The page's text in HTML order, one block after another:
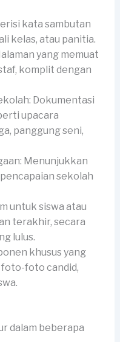
kata sambutan
kelas, atau panitia.
yang memuat
komplit dengan
Dokumentasi
upacara
panggung seni,
Menunjukkan
sekolah
untuk siswa atau
terakhir, secara
lulus.
khusus yang
foto candid,
dalam beberapa